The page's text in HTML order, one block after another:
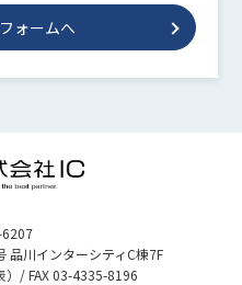
ォームへ
品川インターシティC棟7F
）/ FAX 03-4335-8196